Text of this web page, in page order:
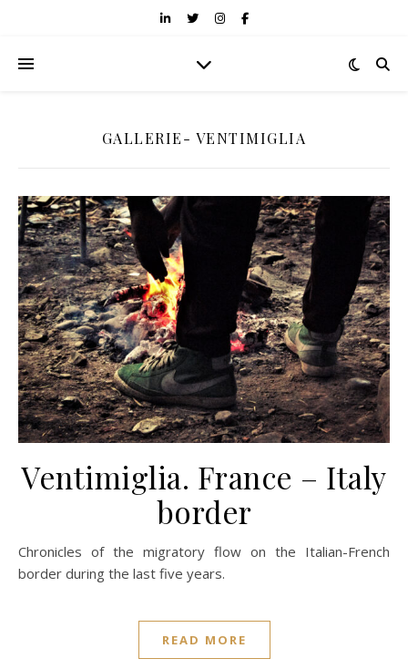
GALLERIE- VENTIMIGLIA
Ventimiglia. France – Italy
border
Chronicles of the migratory flow on the Italian-French
border during the last five years.
READ MORE